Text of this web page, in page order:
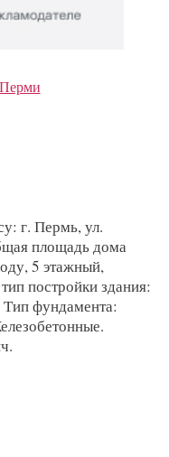
г. Пермь, ул.
площадь дома
5 этажный,
постройки здания:
Тип фундамента: